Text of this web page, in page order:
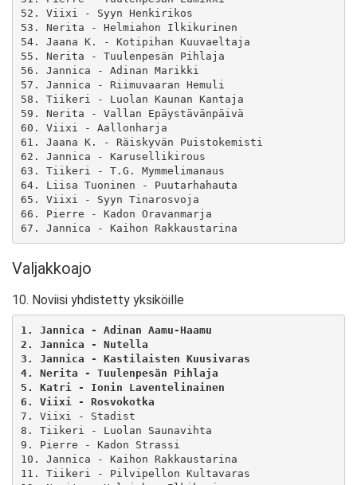
52. Viixi - Syyn Henkirikos
53. Nerita - Helmiahon Ilkikurinen
54. Jaana K. - Kotipihan Kuuvaeltaja
55. Nerita - Tuulenpesän Pihlaja
56. Jannica - Adinan Marikki
57. Jannica - Riimuvaaran Hemuli
58. Tiikeri - Luolan Kaunan Kantaja
59. Nerita - Vallan Epäystävänpäivä
60. Viixi - Aallonharja
61. Jaana K. - Räiskyvän Puistokemisti
62. Jannica - Karusellikirous
63. Tiikeri - T.G. Mymmelimanaus
64. Liisa Tuoninen - Puutarhahauta
65. Viixi - Syyn Tinarosvoja
66. Pierre - Kadon Oravanmarja
Valjakkoajo
10. Noviisi yhdistetty yksiköille
1. Jannica - Adinan Aamu-Haamu
2. Jannica - Nutella
3. Jannica - Kastilaisten Kuusivaras
4. Nerita - Tuulenpesän Pihlaja
5. Katri - Ionin Laventelinainen
6. Viixi - Rosvokotka
7. Viixi - Stadist
8. Tiikeri - Luolan Saunavihta
9. Pierre - Kadon Strassi
10. Jannica - Kaihon Rakkaustarina
11. Tiikeri - Pilvipellon Kultavaras